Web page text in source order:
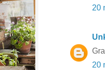
20
20